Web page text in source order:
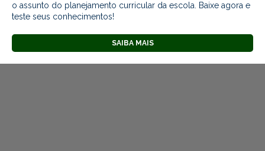
o assunto do planejamento curricular da escola. Baixe agora e
teste seus conhecimentos!
SAIBA MAIS